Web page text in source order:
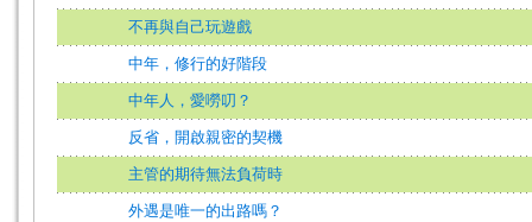
不再與自己玩遊戲
中年，修行的好階段
中年人，愛嘮叨？
反省，開啟親密的契機
主管的期待無法負荷時
外遇是唯一的出路嗎？